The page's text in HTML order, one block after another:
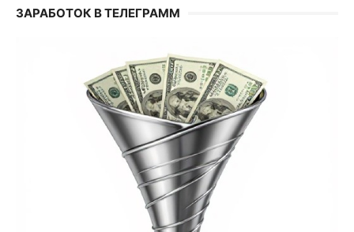
ЗАРАБОТОК В ТЕЛЕГРАММ